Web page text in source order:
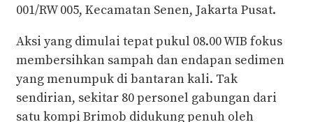
001/RW 005, Kecamatan Senen, Jakarta Pusat.
Aksi yang dimulai tepat pukul 08.00 WIB fokus
membersihkan sampah dan endapan sedimen
yang menumpuk di bantaran kali. Tak
sendirian, sekitar 80 personel gabungan dari
satu kompi Brimob didukung penuh oleh